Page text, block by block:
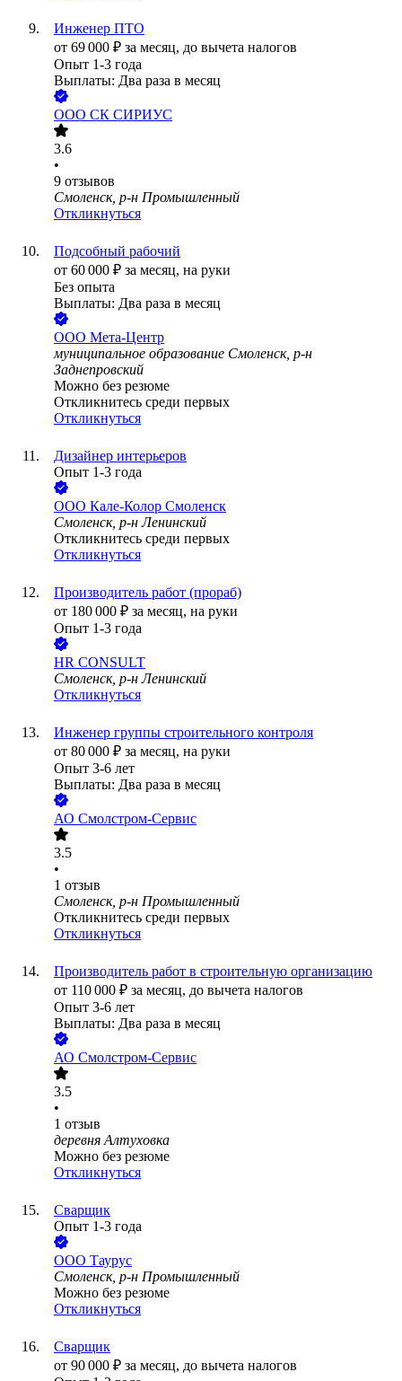
Инженер ПТО
от 69 000 ₽ за месяц, до вычета налогов
Опыт 1-3 года
Выплаты: Два раза в месяц
ООО СК СИРИУС
3.6
•
9 отзывов
Смоленск, р-н Промышленный
Откликнуться
Подсобный рабочий
от 60 000 ₽ за месяц, на руки
Без опыта
Выплаты: Два раза в месяц
ООО Мета-Центр
муниципальное образование Смоленск, р-н
Заднепровский
Можно без резюме
Откликнитесь среди первых
Откликнуться
Дизайнер интерьеров
Опыт 1-3 года
ООО Кале-Колор Смоленск
Смоленск, р-н Ленинский
Откликнитесь среди первых
Откликнуться
Производитель работ (прораб)
от 180 000 ₽ за месяц, на руки
Опыт 1-3 года
HR CONSULT
Смоленск, р-н Ленинский
Откликнуться
Инженер группы строительного контроля
от 80 000 ₽ за месяц, на руки
Опыт 3-6 лет
Выплаты: Два раза в месяц
АО Смолстром-Сервис
3.5
•
1 отзыв
Смоленск, р-н Промышленный
Откликнитесь среди первых
Откликнуться
Производитель работ в строительную организацию
от 110 000 ₽ за месяц, до вычета налогов
Опыт 3-6 лет
Выплаты: Два раза в месяц
АО Смолстром-Сервис
3.5
•
1 отзыв
деревня Алтуховка
Можно без резюме
Откликнуться
Сварщик
Опыт 1-3 года
ООО Таурус
Смоленск, р-н Промышленный
Можно без резюме
Откликнуться
Сварщик
от 90 000 ₽ за месяц, до вычета налогов